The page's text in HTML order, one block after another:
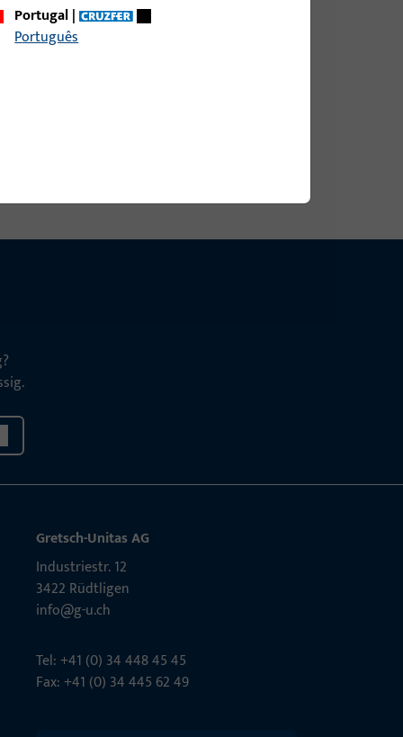
Portugal|
Português
Gretsch-Unitas AG
Indu­s­triestr. 12
3422 Rüdt­ligen
info@g-u.ch
Tel: +41 (0) 34 448 45 45
Fax: +41 (0) 34 445 62 49